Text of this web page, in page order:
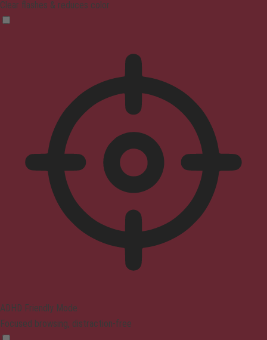
Clear flashes & reduces color
ADHD Friendly Mode
Focused browsing, distraction-free